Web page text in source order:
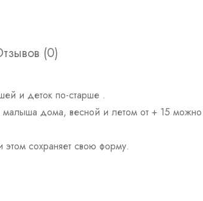
(0)
и деток по-старше .
дома, весной и летом от + 15 можно
этом сохраняет свою форму.